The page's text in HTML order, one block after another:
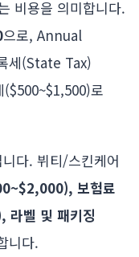
비용을 의미합니다.
으로, Annual
세(State Tax)
로
다. 뷔티/스킨케어
보험료
라벨 및 패키징
니다.